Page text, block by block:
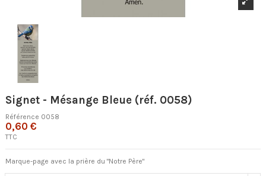
Signet - Mésange Bleue (réf. 0058)
Référence 0058
0,60 €
TTC
Marque-page avec la prière du "Notre Père"